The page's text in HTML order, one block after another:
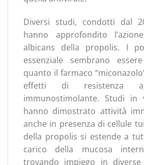
Diversi studi, condotti dal
hanno approfondito
albicans della propolis. I
essenziale sembrano
quanto il farmaco
effetti di resistenza
immunostimolante. Studi
hanno dimostrato attività
anche in presenza di cellule
della propolis si estende a
carico della mucosa
trovando impiego in diverse